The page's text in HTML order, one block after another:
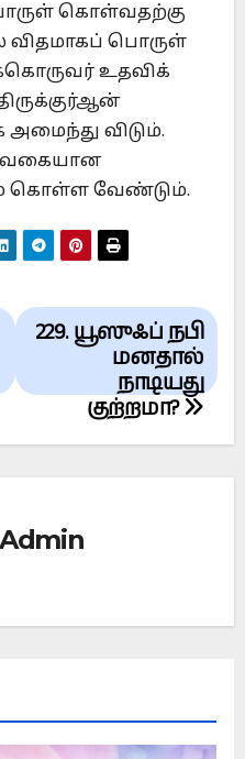
கொள்வதற்கு
விதமாகப் பொருள்
உதவிக்
விடும்.
வகையான
கொள்ள வேண்டும்.
229. யூஸுஃப் நபி
மனதால்
நாடியது
குற்றமா?